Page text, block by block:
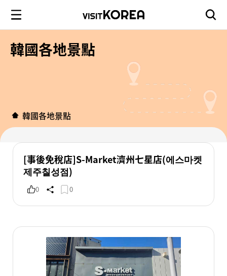
韓國各地景點
韓國各地景點
[事後免稅店]S-Market濟州七星店(에스마켓
제주칠성점)
0 0